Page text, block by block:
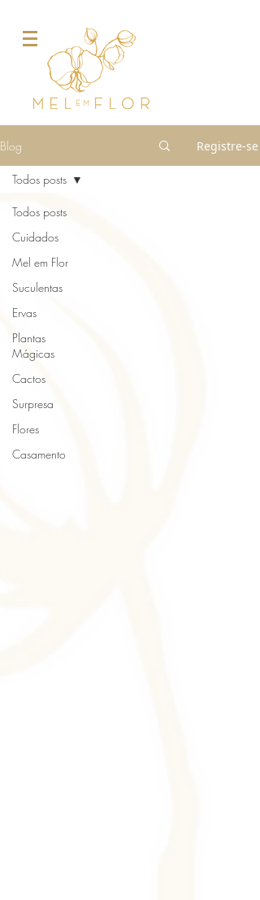
Blog Registre-se
Todos posts
Cuidados
Mel em Flor
Suculentas
Ervas
Plantas
Mágicas
Cactos
Surpresa
Flores
Casamento
Todos posts